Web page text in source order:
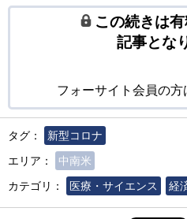
この続きは
記事とな
フォーサイト会員の方
タグ：
新型コロナ
エリア：
中南米
カテゴリ：
医療・サイエンス 経